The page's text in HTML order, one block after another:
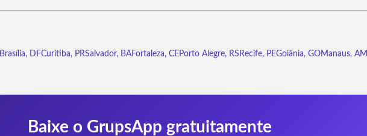
Brasília, DFCuritiba, PRSalvador, BAFortaleza, CEPorto Alegre, RS Recife, PEGoiânia, GOManaus, AM
Baixe o GrupsApp gratuitamente